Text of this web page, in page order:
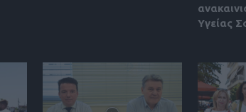
Υγείας